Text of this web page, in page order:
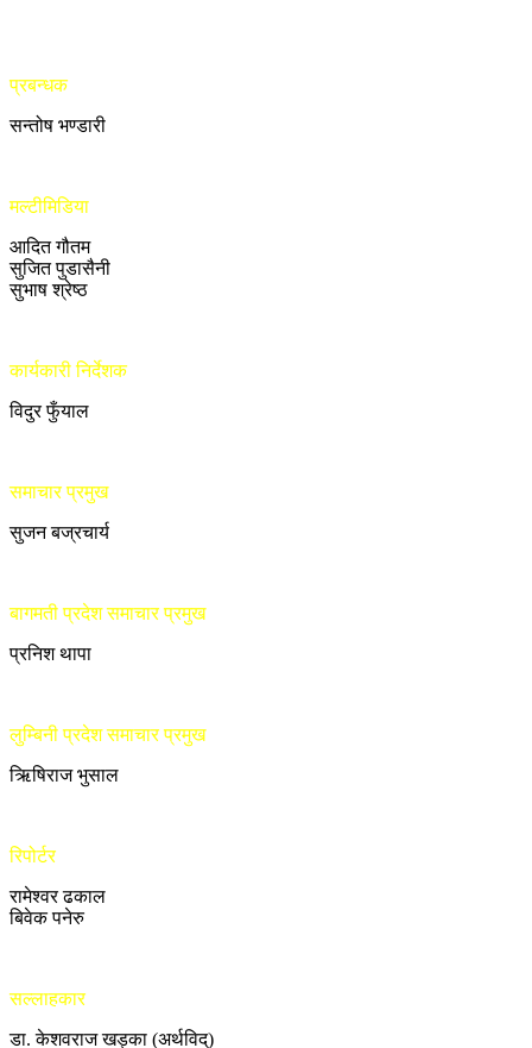
प्रबन्धक
सन्तोष भण्डारी
मल्टीमिडिया
आदित गौतम
सुजित पुडासैनी
सुभाष श्रेष्ठ
कार्यकारी निर्देशक
विदुर फुँयाल
समाचार प्रमुख
सुजन बज्रचार्य
बागमती प्रदेश समाचार प्रमुख
प्रनिश थापा
लुम्बिनी प्रदेश समाचार प्रमुख
ऋिषिराज भुसाल
रिपोर्टर
रामेश्वर ढकाल
बिवेक पनेरु
सल्लाहकार
डा. केशवराज खड्का (अर्थविद्)